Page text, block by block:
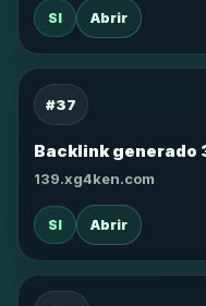
SI Abrir
#37
Backlink generado
139.xg4ken.com
SI Abrir